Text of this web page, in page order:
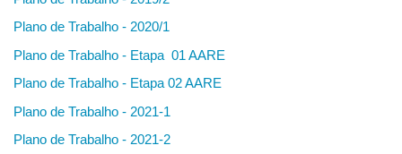
Plano de Trabalho - 2020/1
Plano de Trabalho - Etapa 01 AARE
Plano de Trabalho - Etapa 02 AARE
Plano de Trabalho - 2021-1
Plano de Trabalho - 2021-2